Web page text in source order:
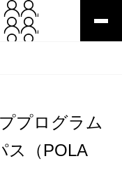
プログラム
ス（POLA